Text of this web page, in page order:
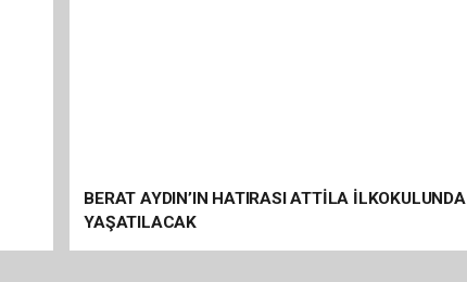
BERAT AYDIN’IN HATIRASI ATTİLA İLKOKULUNDA
YAŞATILACAK